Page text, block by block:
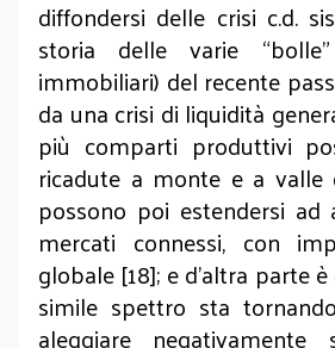
diffondersi delle crisi c.d.
storia delle varie
immobiliari) del recente
da una crisi di liquidità
più comparti produttivi
ricadute a monte e a valle
possono poi estendersi
mercati connessi, con
globale [18]; e d’altra parte
simile spettro sta
aleggiare